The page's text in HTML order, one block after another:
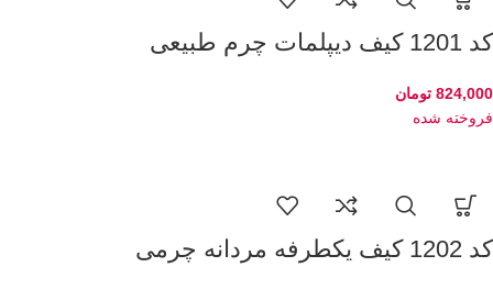
کد 1201 کیف دیپلمات چرم طبیعی
824,000 تومان
فروخته شده
کد 1202 کیف یکطرفه مردانه چرمی